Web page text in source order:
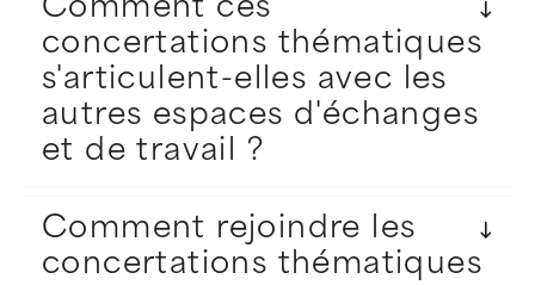
Comment ces
concertations thématiques
s'articulent-elles avec les
autres espaces d'échanges
et de travail ?
Comment rejoindre les
concertations thématiques